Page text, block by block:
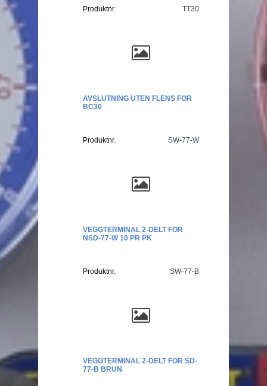
Produktnr. TT30
AVSLUTNING UTEN FLENS FOR
BC30
Produktnr. SW-77-W
VEGGTERMINAL 2-DELT FOR
NSD-77-W 10 PR PK
Produktnr. SW-77-B
VEGGTERMINAL 2-DELT FOR SD-
77-B BRUN